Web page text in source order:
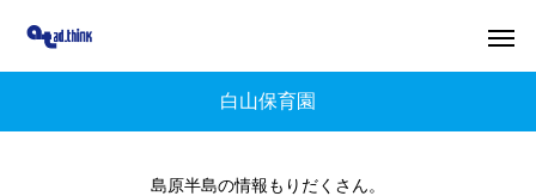
白山保育園
島原半島の情報もりだくさん。